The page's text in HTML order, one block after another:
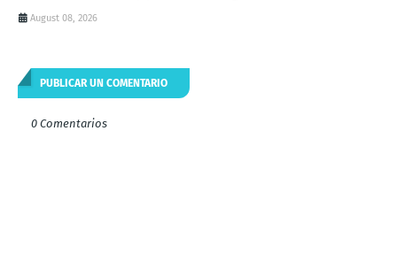
August 08, 2026
PUBLICAR UN COMENTARIO
0 Comentarios